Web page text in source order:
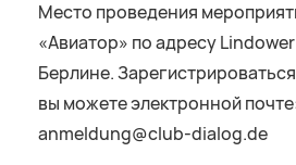
Место проведения
«Авиатор» по адресу
Берлине.
вы можете электронной
anmeldung@club-dialog.de